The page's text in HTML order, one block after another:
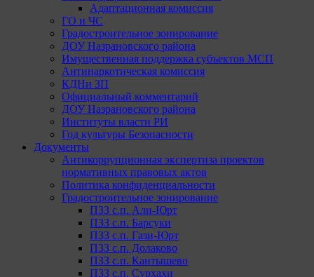
Адаптационная комиссия
ГО и ЧС
Градостроительное зонирование
ДОУ Назрановского района
Имущественная поддержка субъектов МСП
Антинаркотическая комиссия
КДНи ЗП
Официальный комментарий
ДОУ Назрановского района
Институты власти РИ
Год культуры Безопасности
Документы
Антикоррупционная экспертиза проектов
нормативных правовых актов
Политика конфиденциальности
Градостроительное зонирование
ПЗЗ с.п. Али-Юрт
ПЗЗ с.п. Барсуки
ПЗЗ с.п. Гази-Юрт
ПЗЗ с.п. Долаково
ПЗЗ с.п. Кантышево
ПЗЗ с.п. Сурхахи